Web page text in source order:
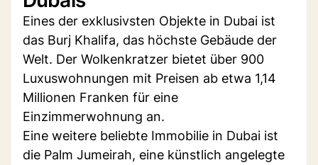
Eines der exklusivsten Objekte in Dubai ist
das Burj Khalifa, das höchste Gebäude der
Welt. Der Wolkenkratzer bietet über 900
Luxuswohnungen mit Preisen ab etwa 1,14
Millionen Franken für eine
Einzimmerwohnung an.
Eine weitere beliebte Immobilie in Dubai ist
die Palm Jumeirah, eine künstlich angelegte